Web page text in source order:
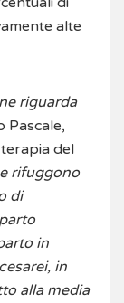
alte
riguarda
Pascale,
del
rifuggono
di
in
in
alla media